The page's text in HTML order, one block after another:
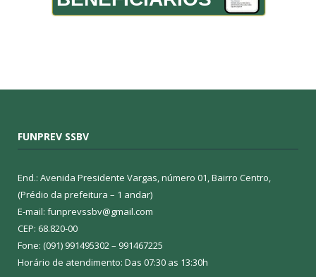
FUNPREV SSBV
End.: Avenida Presidente Vargas, número 01, Bairro Centro,
(Prédio da prefeitura – 1 andar)
E-mail: funprevssbv@gmail.com
CEP: 68.820-00
Fone: (091) 991495302 – 991467225
Horário de atendimento: Das 07:30 as 13:30h